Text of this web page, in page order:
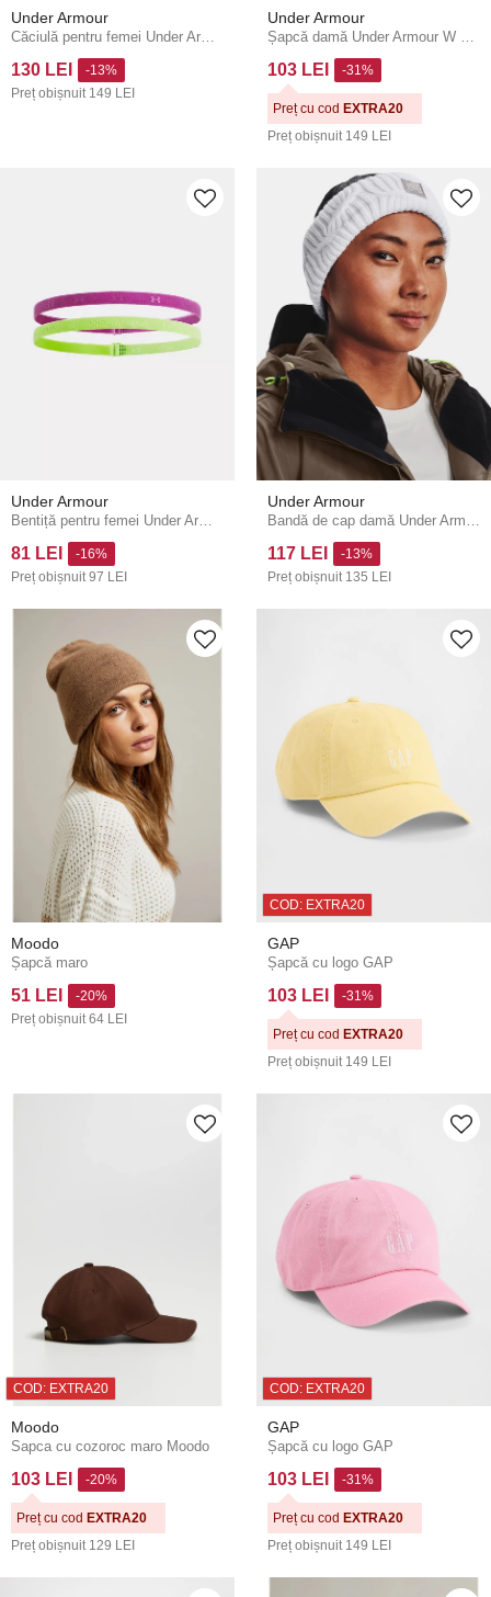
Under Armour
Căciulă pentru femei Under Armour W HALFTIME BEANIE-BLK
130 LEI
Preț obișnuit 149 LEI
-13%
Under Armour
Șapcă damă Under Armour W Blitzing Low ADJ
103 LEI
Preț obișnuit 149 LEI
-31%
Preț cu cod EXTRA20
Under Armour
Bentiță pentru femei Under Armour W's Adjustable Mini Bands
81 LEI
Preț obișnuit 97 LEI
-16%
Under Armour
Bandă de cap damă Under Armour UA Halftime Fleece HB
117 LEI
Preț obișnuit 135 LEI
-13%
Moodo
Șapcă maro
51 LEI
Preț obișnuit 64 LEI
-20%
COD: EXTRA20
GAP
Șapcă cu logo GAP
103 LEI
Preț obișnuit 149 LEI
-31%
Preț cu cod EXTRA20
COD: EXTRA20
Moodo
Sapca cu cozoroc maro Moodo
103 LEI
Preț obișnuit 129 LEI
-20%
Preț cu cod EXTRA20
COD: EXTRA20
GAP
Șapcă cu logo GAP
103 LEI
Preț obișnuit 149 LEI
-31%
Preț cu cod EXTRA20